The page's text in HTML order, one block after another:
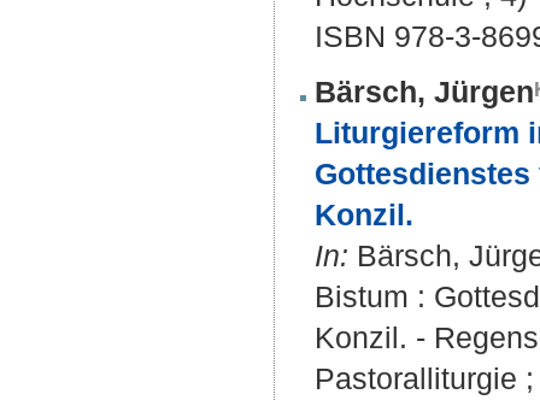
ISBN 978-3-
Bärsch, Jürgen
Liturgiereform
Konzil.
In: Bärsch,
Bistum :
Konzil. -
Pastoralliturgie